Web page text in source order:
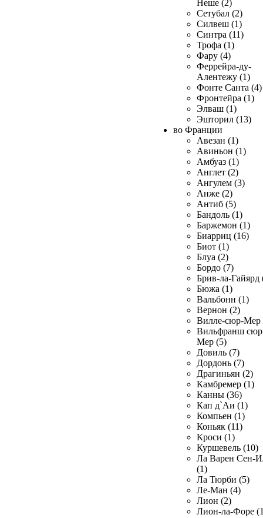
Неше (2)
Сетубал (2)
Силвеш (1)
Синтра (11)
Трофа (1)
Фару (4)
Феррейра-ду-
Алентежу (1)
Фонте Санта (4)
Фронтейра (1)
Элваш (1)
Эшторил (13)
во Франции
Авезан (1)
Авиньон (1)
Амбуаз (1)
Англет (2)
Ангулем (3)
Анже (2)
Антиб (5)
Бандоль (1)
Баржемон (1)
Биарриц (16)
Биот (1)
Блуа (2)
Бордо (7)
Брив-ла-Гайярд
Бюжа (1)
Вальбонн (1)
Вернон (2)
Вилле-сюр-Мер
Вильфранш сюр
Мер (5)
Довиль (7)
Дордонь (7)
Драгиньян (2)
Камбремер (1)
Канны (36)
Кап д`Аи (1)
Компьен (1)
Коньяк (11)
Кроси (1)
Куршевель (10)
Ла Варен Сен-
(1)
Ла Тюрби (5)
Ле-Ман (4)
Лион (2)
Лион-ла-Форе